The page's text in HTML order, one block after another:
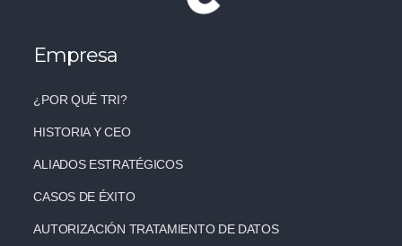
Empresa
¿POR QUÉ TRI?
HISTORIA Y CEO
ALIADOS ESTRATÉGICOS
CASOS DE ÉXITO
AUTORIZACIÓN TRATAMIENTO DE DATOS